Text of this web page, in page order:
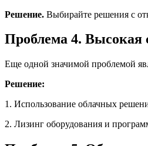
Решение. Выбирайте решения с
Проблема 4. Высокая
Еще одной значимой проблемой
Решение:
1. Использование облачных
2. Лизинг оборудования и